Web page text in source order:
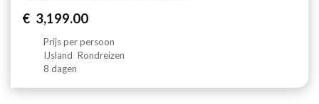
€ 3,199.00
Prijs per persoon
IJsland Rondreizen
8 dagen